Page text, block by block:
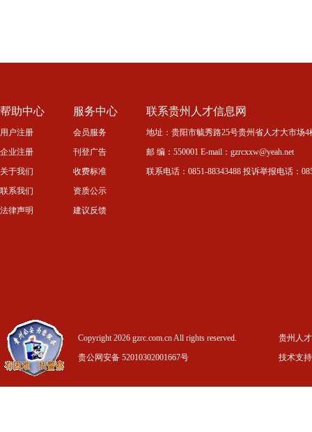
帮助中心
用户注册
企业注册
关于我们
联系我们
法律声明
服务中心
会员服务
刊登广告
收费标准
资质公示
建议反馈
联系贵州人才信息网
地址：贵阳市毓秀路25号贵州省人才大市场
邮 编：550001 E-mail：gzrcxxw@yeah.net
联系电话：0851-88343488 投诉举报电话：
Copyright 2026 gzrc.com.cn All rights reserved.
贵公网安备 52010302001667号
贵州人
技术支